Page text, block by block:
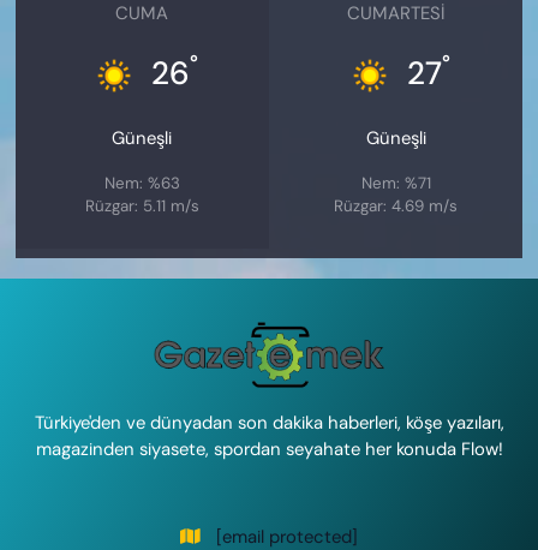
CUMA
26°
Güneşli
Nem: %63
Rüzgar: 5.11 m/s
CUMARTESI
27°
Güneşli
Nem: %71
Rüzgar: 4.69 m/s
Türkiye'den ve dünyadan son dakika haberleri, köşe yazıları,
magazinden siyasete, spordan seyahate her konuda Flow!
[email protected]